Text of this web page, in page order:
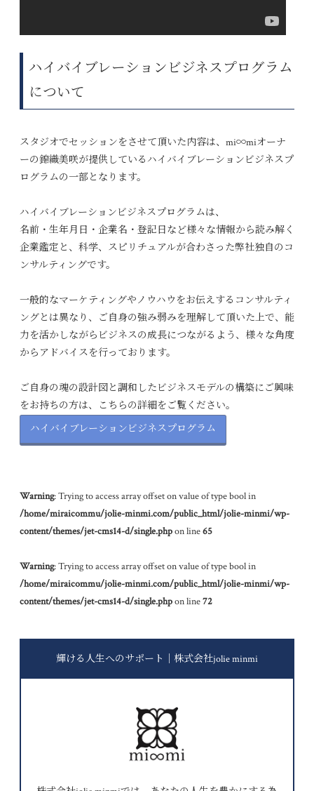
ハイバイブレーションビジネスプログラム
について
スタジオでセッションをさせて頂いた内容は、 mi∞miオーナ
ーの錦織美咲が提供しているハイバイブレーションビジネスプ
ログラムの一部となります。
ハイバイブレーションビジネスプログラムは、
名前・生年月日・企業名・登記日など様々な情報から読み解く
企業鑑定と、科学、スピリチュアルが合わさった弊社独自のコ
ンサルティングです。
一般的なマーケティングやノウハウをお伝えするコンサルティ
ングとは異なり、ご自身の強み弱みを理解して頂いた上で、 能
力を活かしながらビジネスの成長につながるよう、様々な角度
からアドバイスを行っております。
ご自身の魂の設計図と調和したビジネスモデルの構築にご興味
をお持ちの方は、こちらの詳細をご覧ください。
ハイバイブレーションビジネスプログラム
Warning: Trying to access array offset on value of type bool in
/home/miraicommu/jolie-minmi.com/public_html/jolie-minmi/wp-
content/themes/jet-cms14-d/single.phpon line65
Warning: Trying to access array offset on value of type bool in
/home/miraicommu/jolie-minmi.com/public_html/jolie-minmi/wp-
content/themes/jet-cms14-d/single.phpon line72
輝ける人生へのサポート｜株式会社jolie minmi